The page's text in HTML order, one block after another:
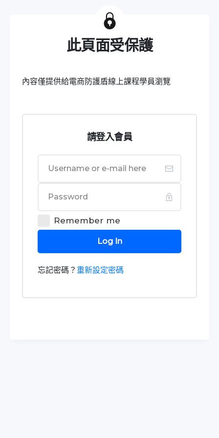
此頁面受保護
內容僅提供給電商防護盾線上課程學員瀏覽
請登入會員
Remember me
Log In
忘記密碼？ 重新設定密碼